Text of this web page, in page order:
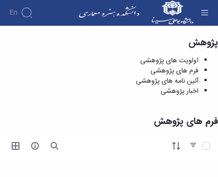
En
فرم های پژوهشی - دانشکده هنر و معماری
پژوهش
اولویت های پژوهشی
فرم های پژوهشی
آئین نامه های پژوهشی
اخبار پژوهشی
فرم های پژوهش
آیتم ها را انتخاب کنید